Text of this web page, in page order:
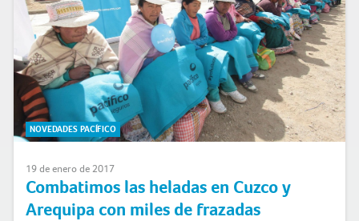
NOVEDADES PACÍFICO
19 de enero de 2017
Combatimos las heladas en Cuzco y
Arequipa con miles de frazadas